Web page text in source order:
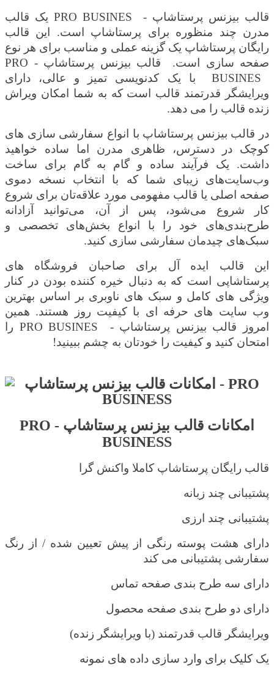
قالب بیزنس پرستاشاپ - PRO BUSINES یک قالب
مدرن چند منظوره برای پرستاشاپ است. این قالب
رایگان پرستاشاپ یک گزینه عملی و مناسب برای هر نوع
صفحه سازی است.
قالب بیزنس پرستاشاپ - PRO
BUSINES
با یک کدنویسی تمیز و عالی، دارای
ویرایشگر قدرتمند قالب است که به شما امکان ویراش
زنده قالب را می دهد.
در قالب بیزنس پرستاشاپ با انواع سفارشی سازی های
کوچک در دسترس، ظاهری مدرن اما ساده خواهید
داشت. یک فرآیند ساده و گام به گام برای ساخت
وب‌سایت‌های زیبای شما که با انتخاب نسخه دموی
صفحه اصلی یا قالب مفهومی مورد علاقه‌تان برای شروع
کار شروع می‌شود، پس از آن، می‌توانید آزادانه
طرح‌بندی‌های خود را با انواع بخش‌های تخصصی و
سبک‌های چیدمان سفارشی سازی کنید.
این قالب ایده آل برای صاحبان فروشگاه های
پرستاشاپی است که به دنبال خیره کننده بودن در کنار
ویژگی های کامل و سبک های ناوبری بر اساس بهترین
وب سایت های حرفه ای با کیفیت روز هستند. همین
امروز
قالب بیزنس پرستاشاپ - PRO BUSINES را
امتحان کنید و کیفیت را خودتان به چشم ببینید!
امکانات قالب بیزنس پرستاشاپ - PRO
BUSINESS
قالب رایگان پرستاشاپ کاملا واکنش گرا
پشتیبانی چند زبانه
پشتیبانی چند ارزی
دارای هشت پوسته رنگی از پیش تعیین شده / از رنگ
سفارشی پشتیبانی می کند
دارای سه طرح بندی صفحه تماس
دارای دو طرح بندی صفحه محصول
ویرایشگر قالب قدرتمند (با ویرایشگر زنده)
یک کلیک برای وارد سازی داده های نمونه